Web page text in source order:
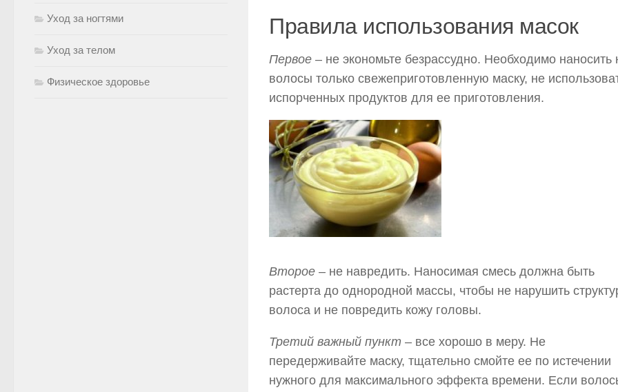
Правила использования масок
Первое – не экономьте безрассудно. Необходимо наносить
волосы только свежеприготовленную маску, не
испорченных продуктов для ее приготовления.
Второе – не навредить. Наносимая смесь должна быть
растерта до однородной массы, чтобы не нарушить
волоса и не повредить кожу головы.
Третий важный пункт – все хорошо в меру. Не
передерживайте маску, тщательно смойте ее по истечении
нужного для максимального эффекта времени. Если
Уход за ногтями
Уход за телом
Физическое здоровье